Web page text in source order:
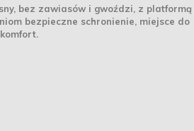
bez zawiasów i gwoździ, z platformą
bezpieczne schronienie, miejsce do